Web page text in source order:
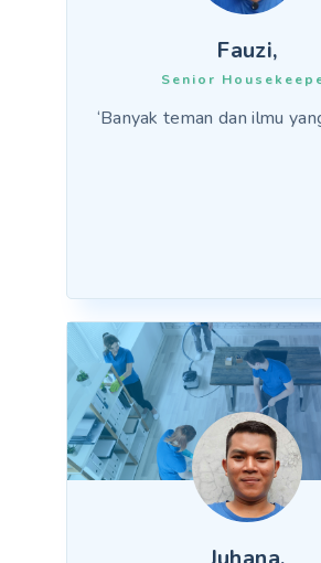
Fauzi,
Senior
‘Banyak teman dan ilmu